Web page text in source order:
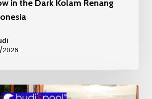
in the Dark Kolam Renang
2026